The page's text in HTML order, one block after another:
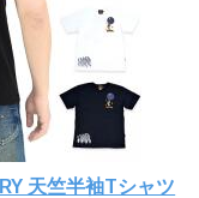
天竺半袖Tシャツ